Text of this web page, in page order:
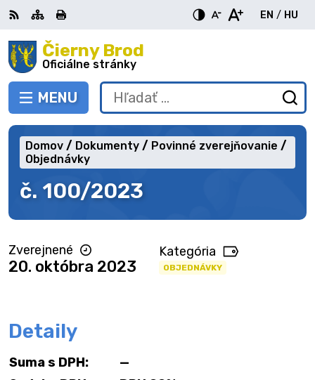
Preskočiť
na
obsah Čierny Brod
Oficiálne stránky
PREPNÚŤ
MENU
RSS MapaTlačiť
EN
English
/ HU
Hľadať:
č. 100/2023
Domov Dokumenty
Povinné zverejňovanie
Objednávky
Zverejnené
20. októbra 2023
Kategória
OBJEDNÁVKY
Detaily
Suma s DPH:
—